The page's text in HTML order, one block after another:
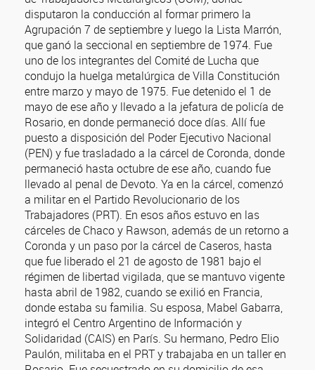
disputaron la conducción al formar primero la
Agrupación 7 de septiembre y luego la Lista Marrón,
que ganó la seccional en septiembre de 1974. Fue
uno de los integrantes del Comité de Lucha que
condujo la huelga metalúrgica de Villa Constitución
entre marzo y mayo de 1975. Fue detenido el 1 de
mayo de ese año y llevado a la jefatura de policía de
Rosario, en donde permaneció doce días. Allí fue
puesto a disposición del Poder Ejecutivo Nacional
(PEN) y fue trasladado a la cárcel de Coronda, donde
permaneció hasta octubre de ese año, cuando fue
llevado al penal de Devoto. Ya en la cárcel, comenzó
a militar en el Partido Revolucionario de los
Trabajadores (PRT). En esos años estuvo en las
cárceles de Chaco y Rawson, además de un retorno a
Coronda y un paso por la cárcel de Caseros, hasta
que fue liberado el 21 de agosto de 1981 bajo el
régimen de libertad vigilada, que se mantuvo vigente
hasta abril de 1982, cuando se exilió en Francia,
donde estaba su familia. Su esposa, Mabel Gabarra,
integró el Centro Argentino de Información y
Solidaridad (CAIS) en París. Su hermano, Pedro Elio
Paulón, militaba en el PRT y trabajaba en un taller en